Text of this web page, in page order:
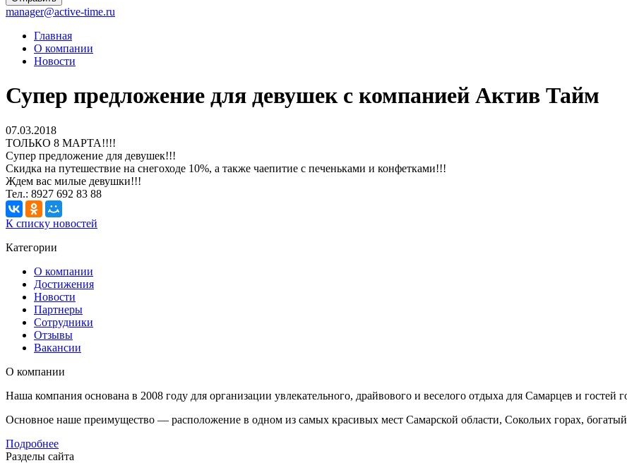
manager@active-time.ru
Главная
О компании
Новости
Супер предложение для девушек с компанией Актив Тайм
07.03.2018
ТОЛЬКО 8 МАРТА!!!!
Супер предложение для девушек!!!
Скидка на путешествие на снегоходе 10%, а также чаепитие с печеньками и конфетками!!!
Ждем вас милые девушки!!!
Тел.: 8927 692 83 88
К списку новостей
Категории
О компании
Достижения
Новости
Партнеры
Сотрудники
Отзывы
Вакансии
О компании
Наша компания основана в 2008 году для организации увлекательного, драйвового и веселого отдыха для Самарцев и гостей
Основное наше преимущество — расположение в одном из самых красивых мест Самарской области, Сокольих горах,
Подробнее
Разделы сайта